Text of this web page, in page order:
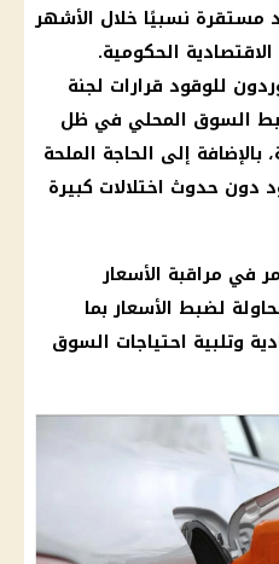
مستقرة نسبيًا خلال الأشهر
الحكومية.
للوقود قرارات لجنة
السوق المحلي في ظل
بالإضافة إلى الحاجة الملحة
دون حدوث اختلالات كبيرة
في مراقبة الأسعار
لضبط الأسعار بما
وتلبية احتياجات السوق